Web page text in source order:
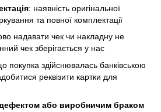
: наявність оригінальної
та повної комплектації
надавати чек чи накладну не
чек зберігається у нас
покупка здійснювалась банківською
реквізити картки для
або виробничим браком